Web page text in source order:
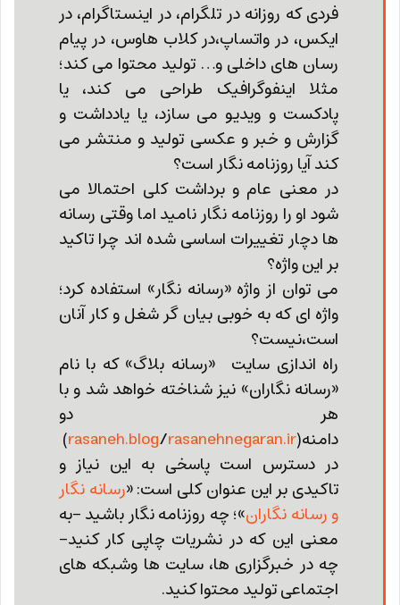
فردی که روزانه در تلگرام، در اینستاگرام، در
ایکس، در واتساپ،در کلاب هاوس، در پیام
رسان های داخلی و… تولید محتوا می کند؛
مثلا اینفوگرافیک طراحی می کند، یا
پادکست و ویدیو می سازد، یا یادداشت و
گزارش و خبر و عکسی تولید و منتشر می
کند آیا روزنامه نگار است؟
در معنی عام و برداشت کلی احتمالا می
شود او را روزنامه نگار نامید اما وقتی رسانه
ها دچار تغییرات اساسی شده اند چرا تاکید
بر این واژه؟
می توان از واژه «رسانه نگار» استفاده کرد؛
واژه ای که به خوبی بیان گر شغل و کار آنان
است،نیست؟
راه اندازی سایت «رسانه بلاگ» که با نام
«رسانه نگاران» نیز شناخته خواهد شد و با
هر دو
دامنه(
rasaneh.blog/rasanehnegaran.ir
)
در دسترس است پاسخی به این نیاز و
تاکیدی بر این عنوان کلی است: «رسانه نگار
و رسانه نگاران»؛ چه روزنامه نگار باشید -به
معنی این که در نشریات چاپی کار کنید-
چه در خبرگزاری ها، سایت ها وشبکه های
اجتماعی تولید محتوا کنید.